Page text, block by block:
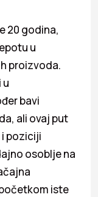
20 godina,
u
proizvoda.
u
bavi
ali ovaj put
poziciji
osoblje na
iste